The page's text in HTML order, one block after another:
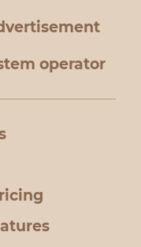
operator